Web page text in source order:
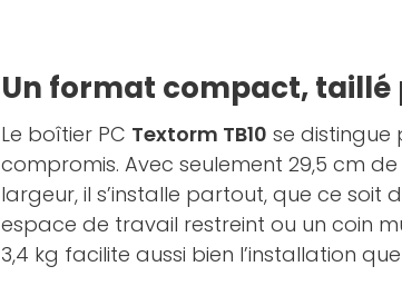
Un format compact, taillé
Le boîtier PC Textorm TB10 se
compromis. Avec seulement 29,5 cm
largeur, il s’installe partout, que ce soit
espace de travail restreint ou un coin
3,4 kg facilite aussi bien l’installation